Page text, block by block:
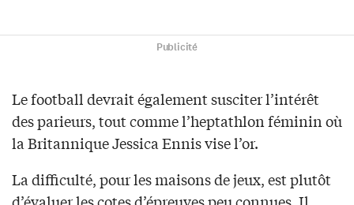
Publicité
Le football devrait également susciter l’intérêt
des parieurs, tout comme l’heptathlon féminin où
la Britannique Jessica Ennis vise l’or.
La difficulté, pour les maisons de jeux, est plutôt